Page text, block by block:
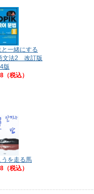
一緒にする
文法2 改訂版
4版
（税込）
うを走る馬
（税込）